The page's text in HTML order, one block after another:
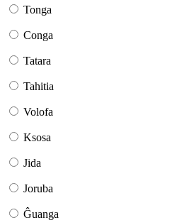
Tonga
Conga
Tatara
Tahitia
Volofa
Ksosa
Jida
Joruba
Ĝuanga